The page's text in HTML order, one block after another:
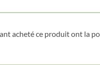
acheté ce produit ont la